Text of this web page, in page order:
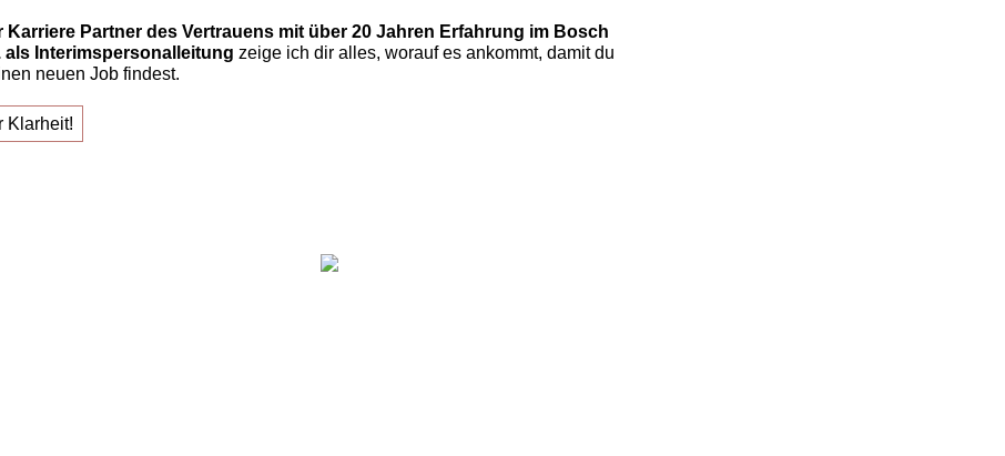
Karriere Partner des Vertrauens mit über 20 Jahren Erfahrung im Bosch
als Interimspersonalleitung zeige ich dir alles, worauf es ankommt, damit du
neuen Job findest.
Klarheit!